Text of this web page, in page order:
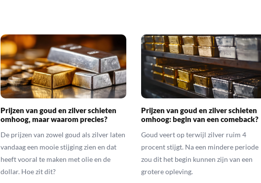
Prijzen van goud en zilver schieten
omhoog, maar waarom precies?
De prijzen van zowel goud als zilver laten
vandaag een mooie stijging zien en dat
heeft vooral te maken met olie en de
dollar. Hoe zit dit?
Prijzen van goud en zilver schieten
omhoog: begin van een comeback?
Goud veert op terwijl zilver ruim 4
procent stijgt. Na een mindere periode
zou dit het begin kunnen zijn van een
grotere opleving.